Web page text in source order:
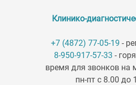
Клинико-
+7 (4872) 77-05-19 -
8-950-917-57-33 -
время для звонков на
пн-пт с 8.00 до